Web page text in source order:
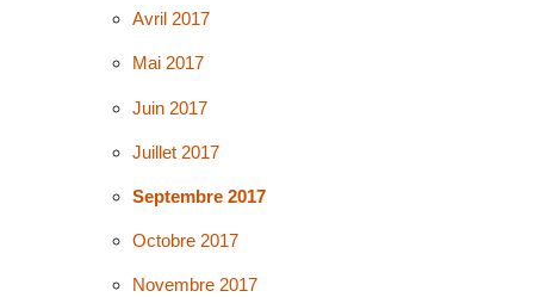
Avril 2017
Mai 2017
Juin 2017
Juillet 2017
Septembre 2017
Octobre 2017
Novembre 2017